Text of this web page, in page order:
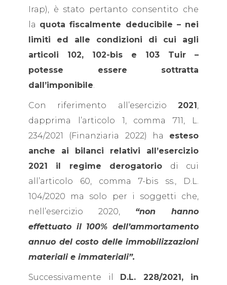
Irap), è stato pertanto consentito che
la quota fiscalmente deducibile – nei
limiti ed alle condizioni di cui agli
articoli 102, 102-bis e 103 Tuir –
potesse essere sottratta
dall’imponibile.
Con riferimento all’esercizio 2021 ,
dapprima l’articolo 1, comma 711, L.
234/2021 (Finanziaria 2022) ha esteso
anche ai bilanci relativi all’esercizio
2021 il regime derogatorio di cui
all’articolo 60, comma 7-bis ss., D.L.
104/2020 ma solo per i soggetti che,
nell’esercizio 2020, “non hanno
effettuato il 100% dell’ammortamento
annuo del costo delle immobilizzazioni
materiali e immateriali”.
Successivamente il D.L. 228/2021, in